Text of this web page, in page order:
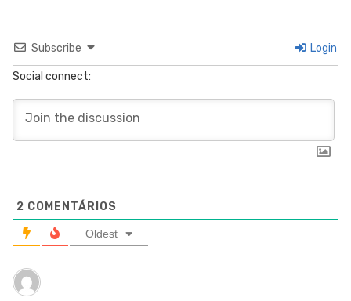
Subscribe Login
Social connect:
2 COMENTÁRIOS
Oldest